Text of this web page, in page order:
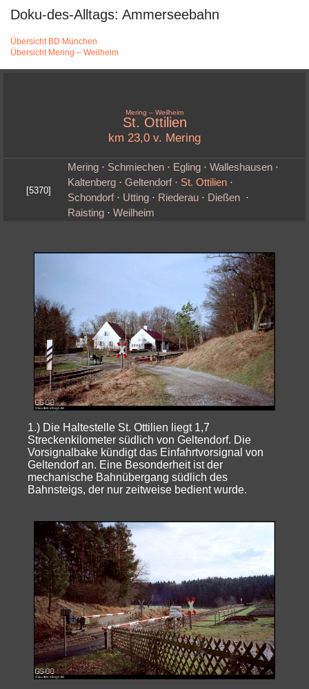
Doku-des-Alltags: Ammerseebahn
Übersicht BD München
Übersicht Mering – Weilheim
Mering – Weilheim
St. Ottilien
km 23,0 v. Mering
[5370]
Mering· Schmiechen· Egling· Walleshausen·
Kaltenberg· Geltendorf· St. Ottilien·
Schondorf· Utting· Riederau· Dießen ·
Raisting· Weilheim
1.) Die Haltestelle St. Ottilien liegt 1,7
Streckenkilometer südlich von Geltendorf. Die
Vorsignalbake kündigt das Einfahrtvorsignal von
Geltendorf an. Eine Besonderheit ist der
mechanische Bahnübergang südlich des
Bahnsteigs, der nur zeitweise bedient wurde.